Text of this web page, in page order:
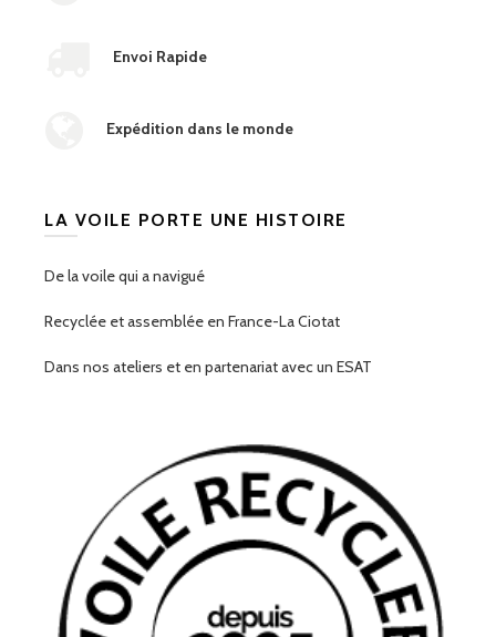
Envoi Rapide
Expédition dans le monde
LA VOILE PORTE UNE HISTOIRE
De la voile qui a navigué
Recyclée et assemblée en France-La Ciotat
Dans nos ateliers et en partenariat avec un ESAT